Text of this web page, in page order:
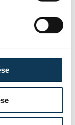
Kovács